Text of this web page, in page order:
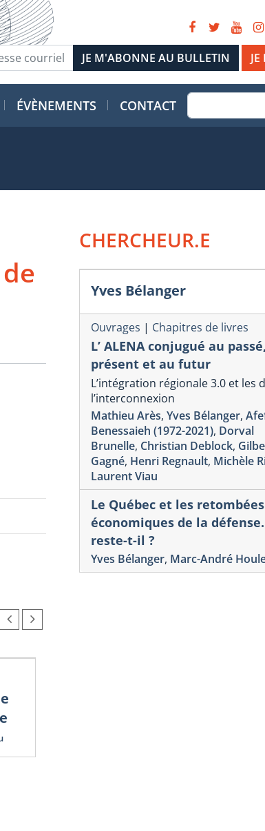
ÉVÈNEMENTS CONTACT
CHERCHEUR.E
Yves Bélanger
Ouvrages | Chapitres de livres
L’ ALENA conjugué au
présent et au futur
L’intégration régionale 3.0 et les
l’interconnexion
Mathieu Arès, Yves Bélanger,
Benessaieh (1972-2021), Dorval
Brunelle, Christian Deblock,
Gagné, Henri Regnault, Michèle
Laurent Viau
Le Québec et les retombées
économiques de la
reste-t-il ?
Yves Bélanger, Marc-André